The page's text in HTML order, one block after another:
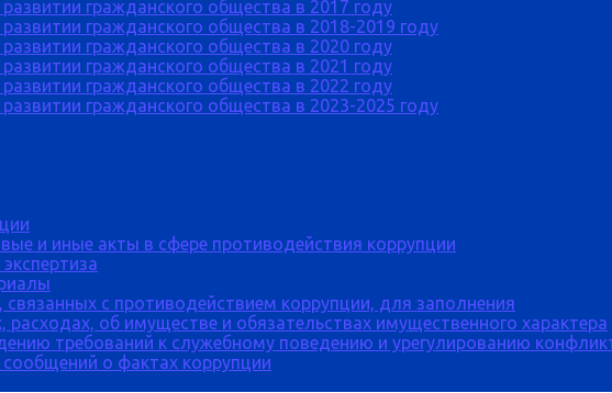
гражданского общества в 2017 году
гражданского общества в 2018-2019 году
гражданского общества в 2020 году
гражданского общества в 2021 году
гражданского общества в 2022 году
гражданского общества в 2023-2025 году
и иные акты в сфере противодействия коррупции
с противодействием коррупции, для заполнения
расходах, об имуществе и обязательствах имущественного характера
требований к служебному поведению и урегулированию
о фактах коррупции